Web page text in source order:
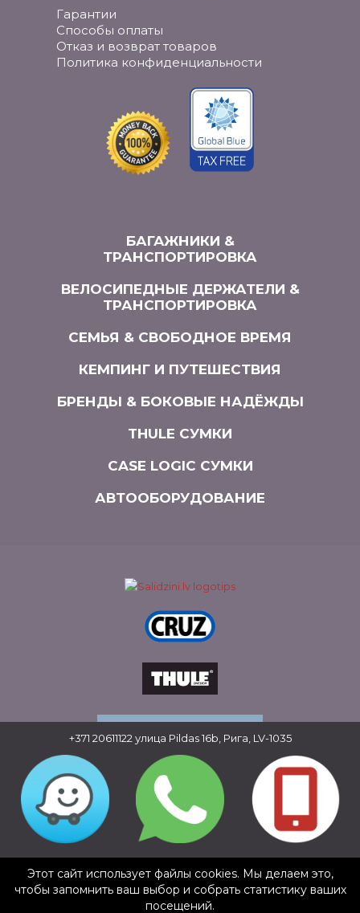
Гарантии
Способы оплаты
Отказ и возврат товаров
Политика конфиденциальности
БАГАЖНИКИ &
ТРАНСПОРТИРОВКА
ВЕЛОСИПЕДНЫЕ ДЕРЖАТЕЛИ &
ТРАНСПОРТИРОВКА
СЕМЬЯ & СВОБОДНОЕ ВРЕМЯ
КЕМПИНГ И ПУТЕШЕСТВИЯ
БРЕНДЫ & БОКОВЫЕ НАДЁЖДЫ
THULE СУМКИ
CASE LOGIC СУМКИ
АВТООБОРУДОВАНИЕ
Сайт разработан WEBstyle.lv
+371 20611122 улица Pildas 16b, Рига, LV-1035
Dmitrijs Galockins
5/5
✕
Этот сайт использует файлы cookies. Мы делаем это,
чтобы запомнить ваш выбор и собрать статистику ваших
посещений.